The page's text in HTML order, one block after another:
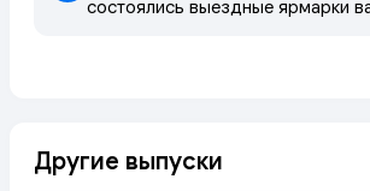
состоялись выездные ярмарки
Другие выпуски